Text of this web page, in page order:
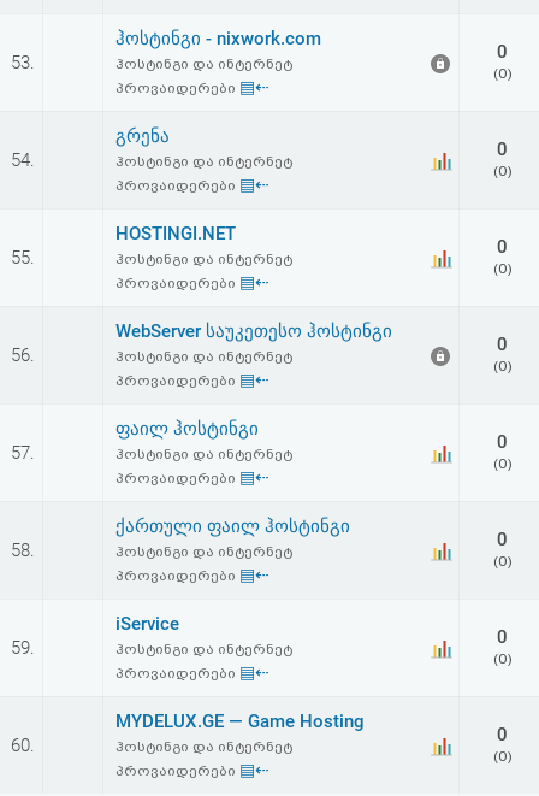
53.
ჰოსტინგი - nixwork.com
ჰოსტინგი და ინტერნეტ
პროვაიდერები ▤⇠
0
(0)
54.
გრენა
ჰოსტინგი და ინტერნეტ
პროვაიდერები ▤⇠
0
(0)
55.
HOSTINGI.NET
ჰოსტინგი და ინტერნეტ
პროვაიდერები ▤⇠
0
(0)
56.
WebServer საუკეთესო ჰოსტინგი
ჰოსტინგი და ინტერნეტ
პროვაიდერები ▤⇠
0
(0)
57.
ფაილ ჰოსტინგი
ჰოსტინგი და ინტერნეტ
პროვაიდერები ▤⇠
0
(0)
58.
ქართული ფაილ ჰოსტინგი
ჰოსტინგი და ინტერნეტ
პროვაიდერები ▤⇠
0
(0)
59.
iService
ჰოსტინგი და ინტერნეტ
პროვაიდერები ▤⇠
0
(0)
60.
MYDELUX.GE — Game Hosting
ჰოსტინგი და ინტერნეტ
პროვაიდერები ▤⇠
0
(0)